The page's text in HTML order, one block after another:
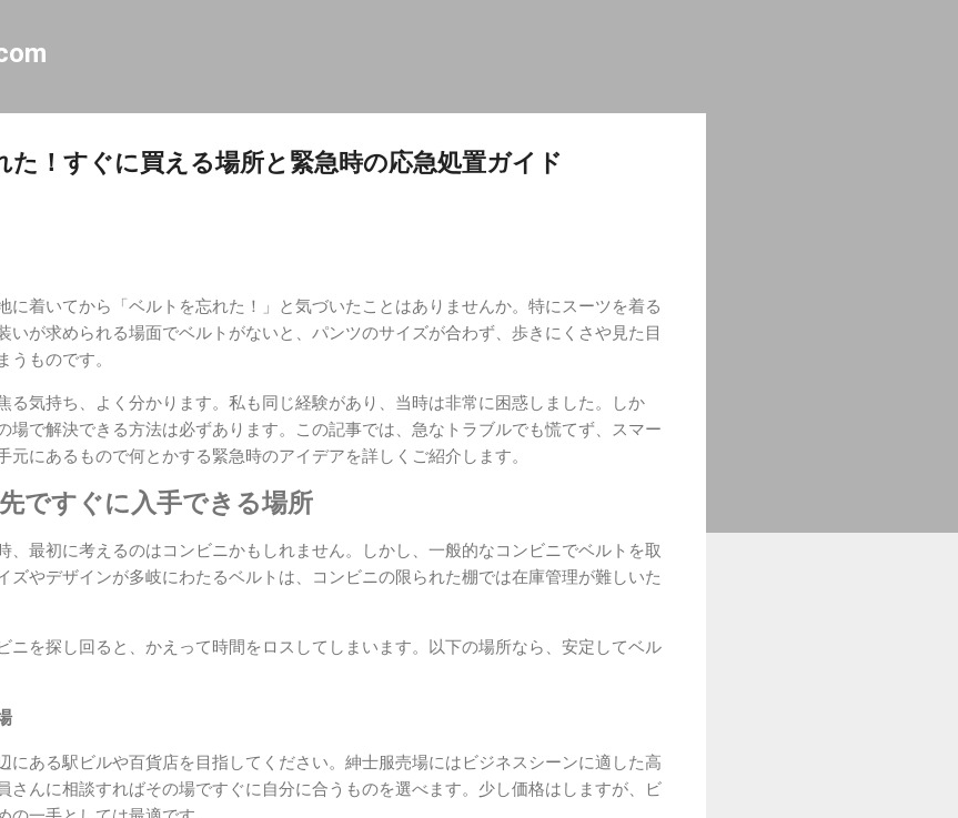
た！すぐに買える場所と緊急時の応急処置ガイド
に着いてから「ベルトを忘れた！」と気づいたことはありませんか。特にスーツを着る
いが求められる場面でベルトがないと、パンツのサイズが合わず、歩きにくさや見た目
ものです。
る気持ち、よく分かります。私も同じ経験があり、当時は非常に困惑しました。しか
場で解決できる方法は必ずあります。この記事では、急なトラブルでも慌てず、スマー
元にあるもので何とかする緊急時のアイデアを詳しくご紹介します。
ですぐに入手できる場所
、最初に考えるのはコンビニかもしれません。しかし、一般的なコンビニでベルトを取
ズやデザインが多岐にわたるベルトは、コンビニの限られた棚では在庫管理が難しいた
ニを探し回ると、かえって時間をロスしてしまいます。以下の場所なら、安定してベル
にある駅ビルや百貨店を目指してください。紳士服売場にはビジネスシーンに適した高
さんに相談すればその場ですぐに自分に合うものを選べます。少し価格はしますが、ビ